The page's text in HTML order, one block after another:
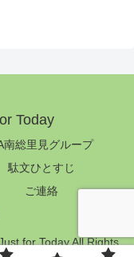
Today
南総里見グループ
駄文ひとすじ
ご連絡
for Today All Rights